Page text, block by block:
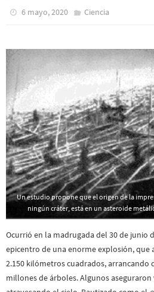
6 mayo, 2020 Ciencia
Un estudio propone que el origen de la
ningún cráter, está en un asteroide
Ocurrió en la madrugada del 30 de junio
epicentro de una enorme explosión, que
2.150 kilómetros cuadrados, arrancando
millones de árboles. Algunos